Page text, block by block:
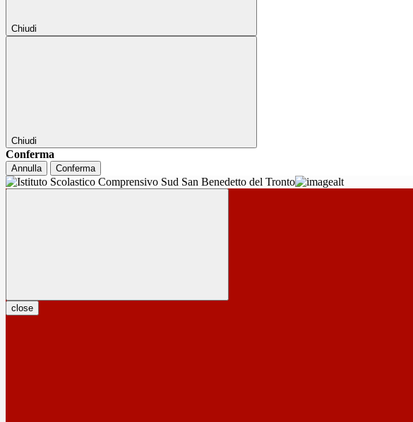
Chiudi
Chiudi
Conferma
Annulla Conferma
close